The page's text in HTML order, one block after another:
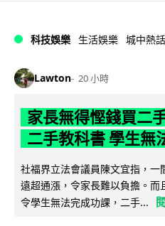
科技娛樂 生活娛樂 城中熱話
Lawton 20 小時
家長無得慳錢買二
二手教科書 學生無
社福界立法會議員陳文宜指，
遠超通漲，令家長難以負擔。而
令學生無法完成功課，二手...